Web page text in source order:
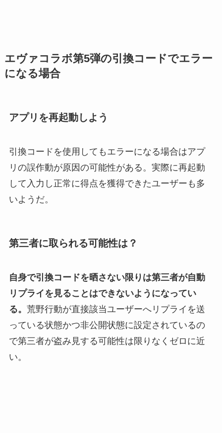
エヴァコラボ第5弾の引換コードでエラー
になる場合
アプリを再起動しよう
引換コードを使用してもエラーになる場合はアプ
リの誤作動が原因の可能性がある。実際に再起動
して入力し正常に得点を獲得できたユーザーも多
いようだ。
第三者に取られる可能性は？
自身で引換コードを晒さない限りは第三者が自動
リプライを見ることはできないようになってい
る。 荒野行動が直接該当ユーザーへリプライを送
っている状態かつ非公開状態に設定されているの
で第三者が盗み見する可能性は限りなくゼロに近
い。